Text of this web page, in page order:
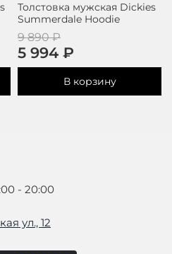
Толстовка мужская Dickies
Summerdale Hoodie
9 890 ₽
5 994 ₽
В корзину
- 20:00
ул., 12